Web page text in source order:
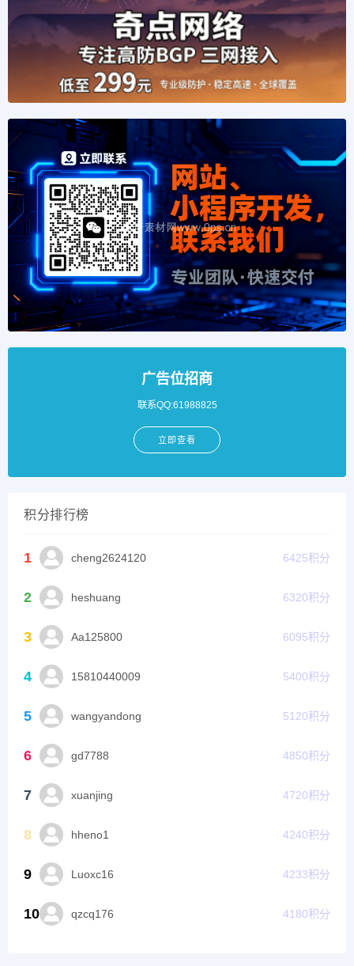
广告位招商
联系QQ:61988825
立即查看
积分排行榜
1 cheng2624120 6425积分
2 heshuang 6320积分
3 Aa125800 6095积分
4 15810440009 5400积分
5 wangyandong 5120积分
6 gd7788 4850积分
7 xuanjing 4720积分
8 hheno1 4240积分
9 Luoxc16 4233积分
10 qzcq176 4180积分